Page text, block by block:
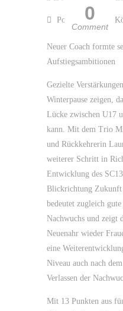
0
Comment
Posted by Guido
Neuer Coach formte
Aufstiegsambitionen
Gezielte
Winterpause zeigen,
Lücke zwischen U17
kann. Mit dem Trio
und Rückkehrerin
weiterer Schritt in
Entwicklung des
Blickrichtung Zukunft
bedeutet zugleich
Nachwuchs und zeigt
Neuenahr wieder
eine
Niveau auch nach
Verlassen der
Mit 13 Punkten aus